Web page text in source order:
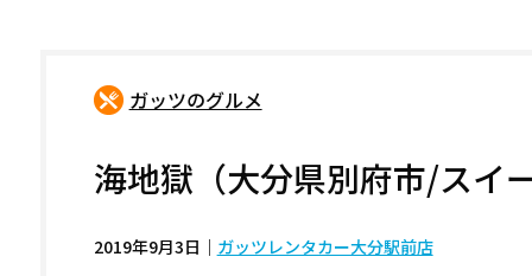
ガッツのグルメ
海地獄（大分県別府市/スイ
2019年9月3日 ｜ ガッツレンタカー大分駅前店